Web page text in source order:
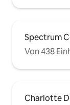
Spectrum
Von 438
Charlotte